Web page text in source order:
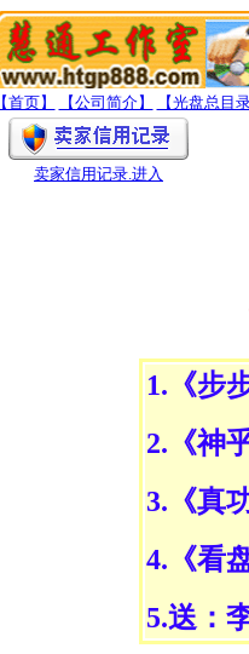
【首页】 【公司简介】 【光盘总目录
卖家信用记录.进入
1.《步
2.《神
3.《真
4.《看
5.送：